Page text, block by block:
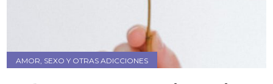
AMOR, SEXO Y OTRAS ADICCIONES